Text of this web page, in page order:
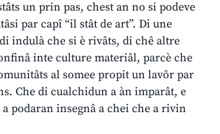
un prin pas, chest an no si podeve
par capî “il stât de art”. Di une
indulà che si è rivâts, di chê altre
inte culture materiâl, parcè che
al somee propit un lavôr par
Che di cualchidun a àn imparât, e
a podaran insegnâ a chei che a rivin